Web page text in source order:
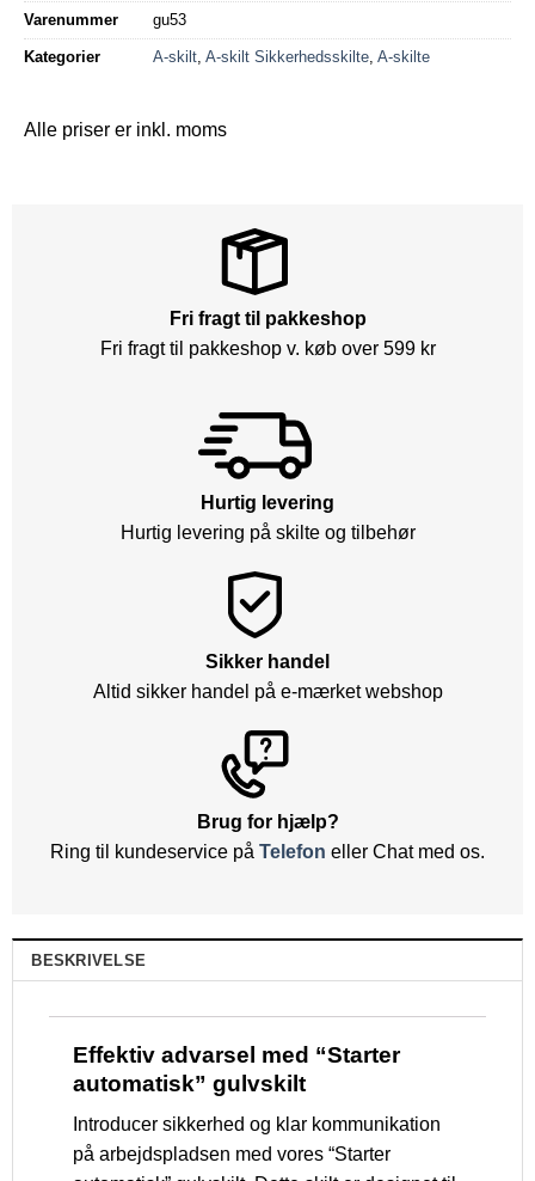
Varenummer gu53
Kategorier A-skilt A-skilt Sikkerhedsskilte A-skilte
Alle priser er inkl. moms
Fri fragt til pakkeshop
Fri fragt til pakkeshop v. køb over 599 kr
Hurtig levering
Hurtig levering på skilte og tilbehør
Sikker handel
Altid sikker handel på e-mærket webshop
Brug for hjælp?
Ring til kundeservice på Telefon eller Chat med os.
BESKRIVELSE
Effektiv advarsel med “Starter
automatisk” gulvskilt
Introducer sikkerhed og klar kommunikation
på arbejdspladsen med vores “Starter